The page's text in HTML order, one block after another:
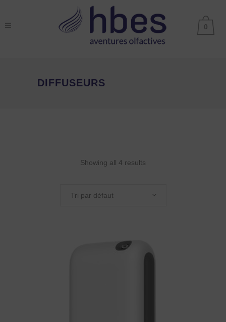
0
DIFFUSEURS
Showing all 4 results
Tri par défaut